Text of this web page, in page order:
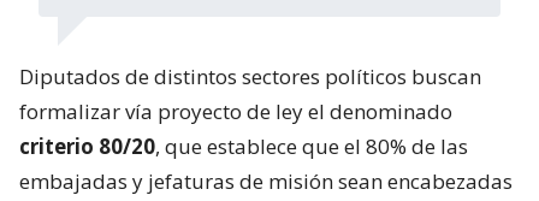
Diputados de distintos sectores políticos buscan
formalizar vía proyecto de ley el denominado
criterio 80/20, que establece que el 80% de las
embajadas y jefaturas de misión sean encabezadas